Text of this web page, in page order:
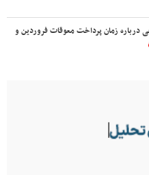
درباره زمان پرداخت معوقات فروردین و